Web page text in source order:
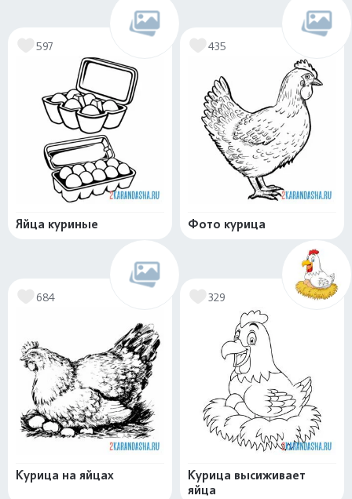
597
Яйца куриные
435
Фото курица
684
Курица на яйцах
329
Курица высиживает
яйца